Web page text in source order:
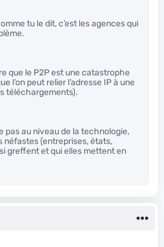
tu le dit, c’est les agences qui
que le P2P est une catastrophe
l’on peut relier l’adresse IP à une
téléchargements).
pas au niveau de la technologie,
néfastes (entreprises, états,
greffent et qui elles mettent en